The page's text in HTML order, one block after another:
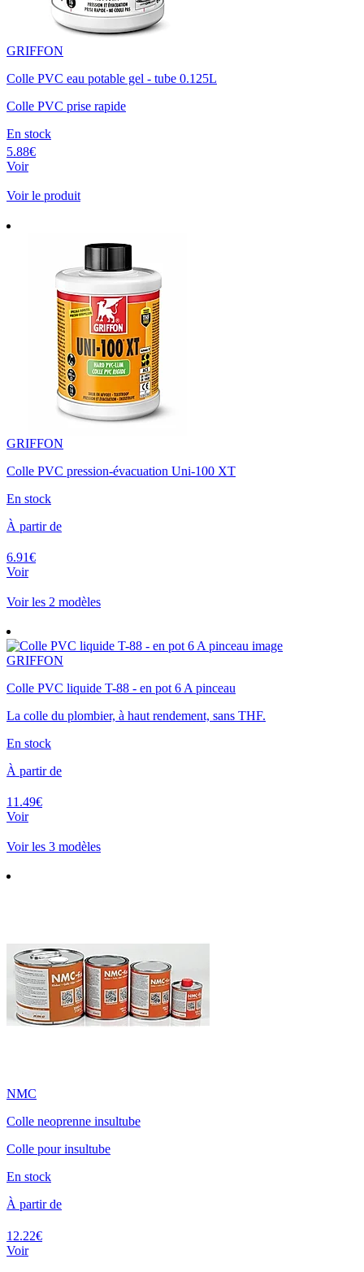
GRIFFON
Colle PVC eau potable gel - tube 0.125L
Colle PVC prise rapide
En stock
5.88€
Voir
Voir le produit
GRIFFON
Colle PVC pression-évacuation Uni-100 XT
En stock
À partir de
6.91€
Voir
Voir les 2 modèles
GRIFFON
Colle PVC liquide T-88 - en pot 6 A pinceau
La colle du plombier, à haut rendement, sans THF.
En stock
À partir de
11.49€
Voir
Voir les 3 modèles
NMC
Colle neoprenne insultube
Colle pour insultube
En stock
À partir de
12.22€
Voir